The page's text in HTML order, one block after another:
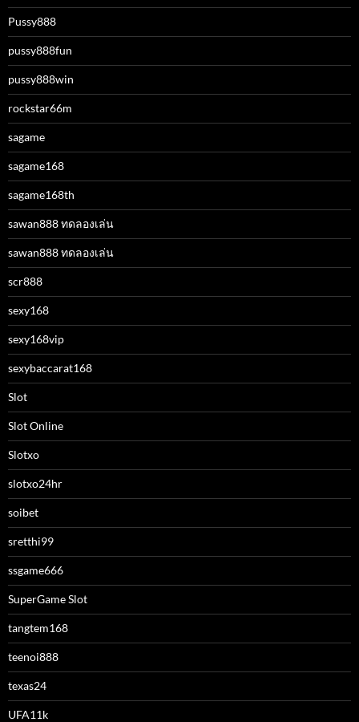
Pussy888
pussy888fun
pussy888win
rockstar66m
sagame
sagame168
sagame168th
sawan888 ทดลองเล่น
sawan888 ทดลองเล่น
scr888
sexy168
sexy168vip
sexybaccarat168
Slot
Slot Online
Slotxo
slotxo24hr
soibet
sretthi99
ssgame666
SuperGame Slot
tangtem168
teenoi888
texas24
UFA11k